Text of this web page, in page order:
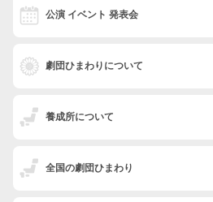
公演 イベント 発表会
劇団ひまわりについて
養成所について
全国の劇団ひまわり